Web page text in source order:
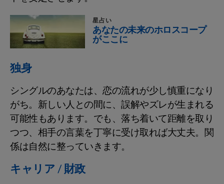
星占い
あなたの未来のホロスコープ
がここに
独身
シングルのあなたは、恋の流れが少し慎重になり
がち。新しい人との間に、誤解やズレが生まれる
可能性もあります。でも、落ち着いて距離を取り
つつ、相手の言葉を丁寧に受け取れば大丈夫。関
係は自然に整っていきます。
キャリア / 財政